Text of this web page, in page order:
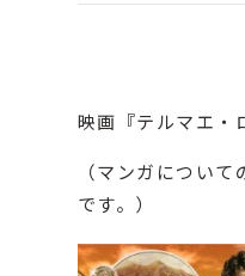
映画『テルマエ・
（マンガについ
です。）